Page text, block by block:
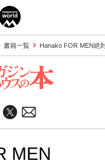
書籍一覧 Hanako FOR MEN絶
MEN